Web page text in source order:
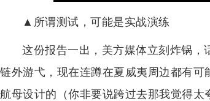
▲所谓测试，可能是实战演练
这份报告一出，美方媒体立刻炸锅，
链外游弋，现在连蹲在夏威夷周边都有
航母设计的（你非要说跨过去那我觉得太